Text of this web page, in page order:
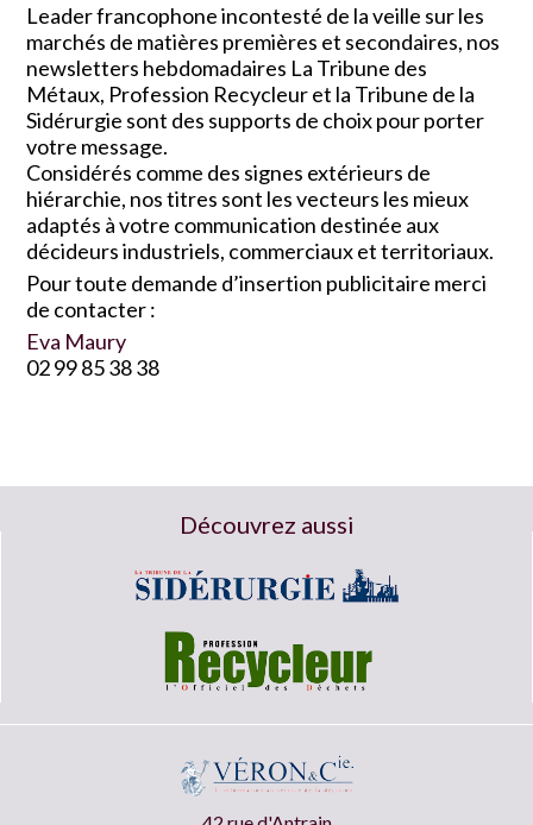
Leader francophone incontesté de la veille sur les
marchés de matières premières et secondaires, nos
newsletters hebdomadaires La Tribune des
Métaux, Profession Recycleur et la Tribune de la
Sidérurgie sont des supports de choix pour porter
votre message.
Considérés comme des signes extérieurs de
hiérarchie, nos titres sont les vecteurs les mieux
adaptés à votre communication destinée aux
décideurs industriels, commerciaux et territoriaux.
Pour toute demande d’insertion publicitaire merci
de contacter :
Eva Maury
02 99 85 38 38
Découvrez aussi